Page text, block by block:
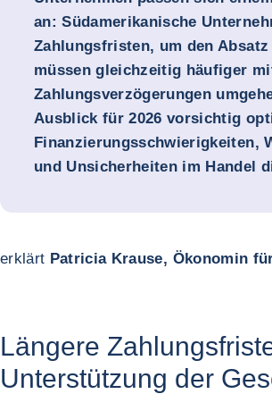
an: Südamerikanische
Zahlungsfristen, um den
müssen gleichzeitig häufiger
Zahlungsverzögerungen
Ausblick für 2026 vorsichtig
Finanzierungsschwierigkeiten,
und Unsicherheiten im Handel
erklärt Patricia Krause, Ökonomin
Längere
Unterstützung der